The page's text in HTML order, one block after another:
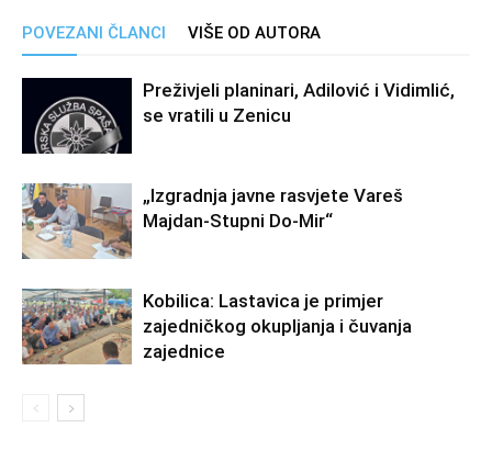
POVEZANI ČLANCI VIŠE OD AUTORA
Preživjeli planinari, Adilović i Vidimlić,
se vratili u Zenicu
„Izgradnja javne rasvjete Vareš
Majdan-Stupni Do-Mir“
Kobilica: Lastavica je primjer
zajedničkog okupljanja i čuvanja
zajednice